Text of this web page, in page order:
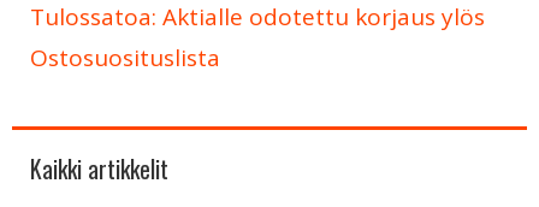
Tulossatoa: Aktialle odotettu korjaus ylös
Ostosuosituslista
Kaikki artikkelit